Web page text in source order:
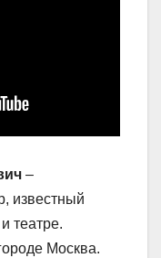
–
известный
театре.
Москва.